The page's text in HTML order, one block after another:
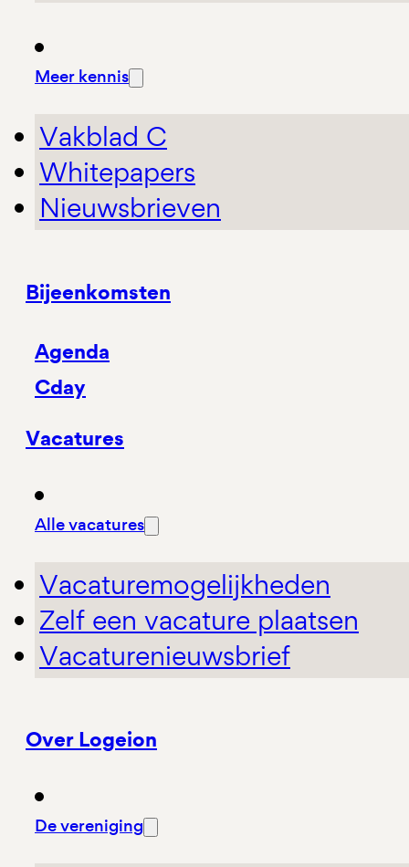
Meer kennis
Vakblad C
Whitepapers
Nieuwsbrieven
Bijeenkomsten
Agenda
Cday
Vacatures
Alle vacatures
Vacaturemogelijkheden
Zelf een vacature plaatsen
Vacaturenieuwsbrief
Over Logeion
De vereniging